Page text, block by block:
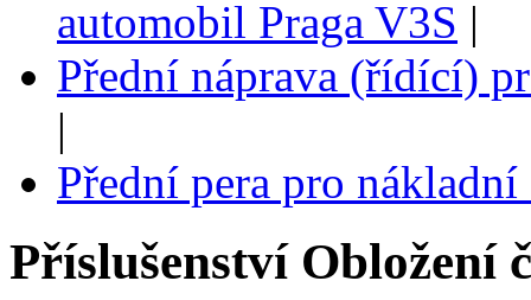
automobil Praga V3S |
Přední náprava (řídící)
|
Přední pera pro
Příslušenství Obložení